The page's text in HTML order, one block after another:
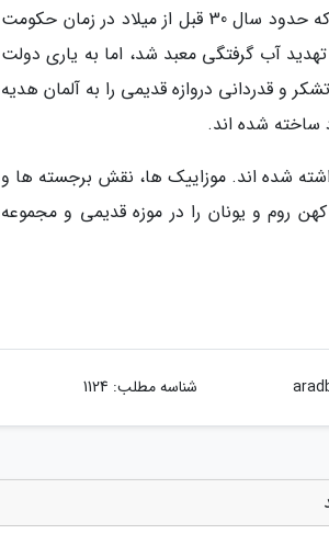
Rê) خواهد بود. دروازه کلبشا یک دروازه باستانی از معبدی به همین نام بوده که حدود سال 30 قبل از میلاد در زمان حکومت
در دهه 1960 ساخت یک سد باعث تهدید آب گرفتگی معبد شد، اما به یاری دولت
و قدردانی دروازه قدیمی را به آلمان هدیه
شده اند. موزاییک ها، نقش برجسته ها و
روم و یونان را در موزه قدیمی و مجموعه
شناسه مطلب: 1124